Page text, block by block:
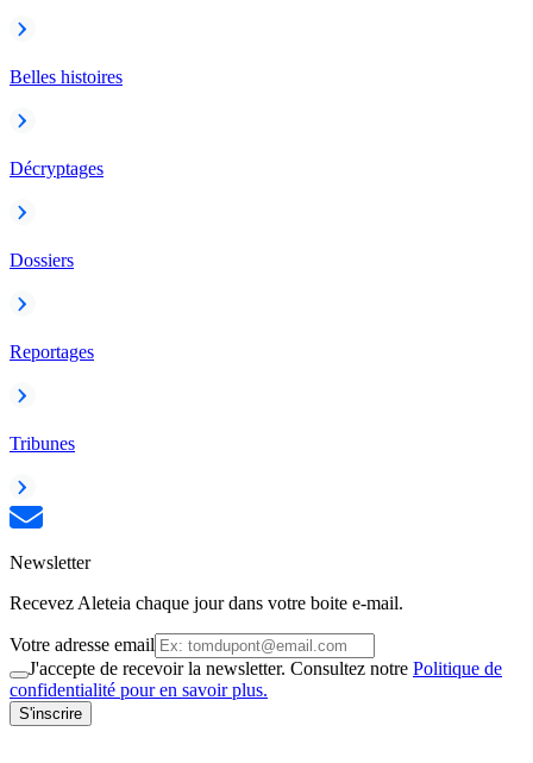
Belles histoires
Décryptages
Dossiers
Reportages
Tribunes
Newsletter
Recevez Aleteia chaque jour dans votre boite e-mail.
Votre adresse email
J'accepte de recevoir la newsletter. Consultez notre Politique de
confidentialité pour en savoir plus.
S'inscrire